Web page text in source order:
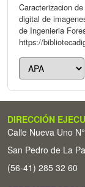
Caracterizacion
digital de
de Ingenieria
https://
DIRECCIÓN
Calle Nueva Uno
San Pedro de La
(56-41) 285 32 60